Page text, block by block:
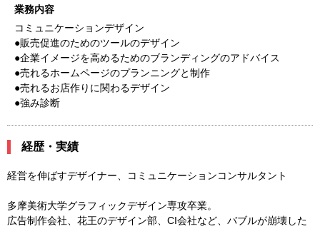
業務内容
コミュニケーションデザイン
●販売促進のためのツールのデザイン
●企業イメージを高めるためのブランディングのアドバイス
●売れるホームページのプランニングと制作
●売れるお店作りに関わるデザイン
●強み診断
経歴・実績
経営を伸ばすデザイナー、コミュニケーションコンサルタント
多摩美術大学グラフィックデザイン専攻卒業。
広告制作会社、花王のデザイン部、CI会社など、バブルが崩壊した